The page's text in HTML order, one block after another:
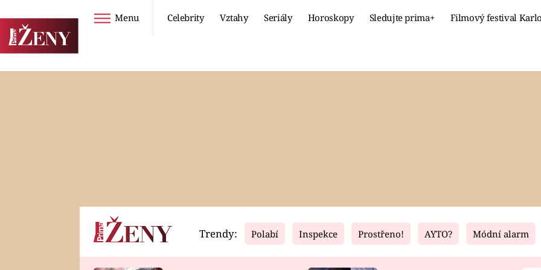
Menu Celebrity Vztahy Seriály Horoskopy Sledujte prima+ Filmový festival
Horoskopy Video Fresh Living
Trendy: Polabí Inspekce Prostřeno! AYTO? Módní alarm